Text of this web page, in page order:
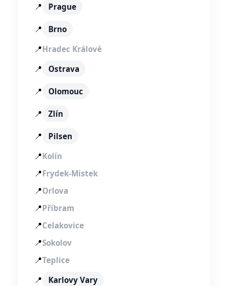
📍
Prague
📍 Brno
📍Hradec Králové
📍 Ostrava
📍 Olomouc
📍 Zlín
📍 Pilsen
📍Kolín
📍Frydek-Mistek
📍Orlova
📍Příbram
📍Celakovice
📍Sokolov
📍Teplice
📍 Karlovy Vary